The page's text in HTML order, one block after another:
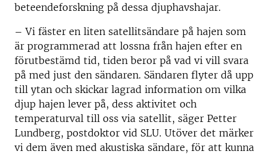
beteendeforskning på dessa djuphavshajar.
– Vi fäster en liten satellitsändare på hajen som
är programmerad att lossna från hajen efter en
förutbestämd tid, tiden beror på vad vi vill svara
på med just den sändaren. Sändaren flyter då upp
till ytan och skickar lagrad information om vilka
djup hajen lever på, dess aktivitet och
temperaturval till oss via satellit, säger Petter
Lundberg, postdoktor vid SLU. Utöver det märker
vi dem även med akustiska sändare, för att kunna